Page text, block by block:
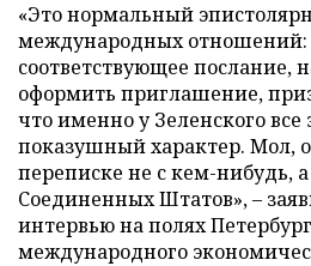
«Это нормальный
международных отношений:
соответствующее послание,
оформить приглашение,
что именно у Зеленского все
показушный характер. Мол,
переписке не с кем-нибудь,
Соединенных Штатов», –
интервью на полях
международного